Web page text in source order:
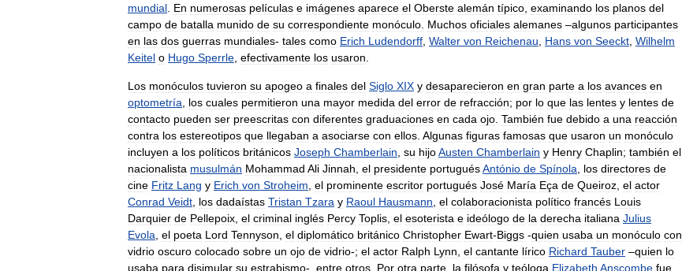
mundial En numerosas películas e imágenes aparece el Oberste alemán típico examinando los planos del
campo de batalla munido de su correspondiente monóculo Muchos oficiales alemanes –algunos participantes
en las dos guerras mundiales- tales como Erich Ludendorff Walter von Reichenau Hans von Seeckt Wilhelm
Keitel o Hugo Sperrle efectivamente los usaron
Los monóculos tuvieron su apogeo a finales del Siglo XIX y desaparecieron en gran parte a los avances en
optometría
los cuales permitieron una mayor medida del error de refracción; por lo que las lentes y lentes de
contacto pueden ser preescritas con diferentes graduaciones en cada ojo También fue debido a una reacción
contra los estereotipos que llegaban a asociarse con ellos Algunas figuras famosas que usaron un monóculo
incluyen a los políticos británicos Joseph Chamberlain su hijoAusten Chamberlain y Henry Chaplin; también el
nacionalista musulmán Mohammad Ali Jinnah el presidente portuguésAntónio de Spínola los directores de
cine Fritz Lang y Erich von Stroheim el prominente escritor portugués José María Eça de Queiroz el actor
Conrad Veidt los dadaístas Tristan Tzara y Raoul Hausmann el colaboracionista político francés Louis
Darquier de Pellepoix el criminal inglés Percy Toplis el esoterista e ideólogo de la derecha italiana Julius
Evola el poeta Lord Tennyson el diplomático británico Christopher Ewart-Biggs -quien usaba un monóculo con
vidrio oscuro colocado sobre un ojo de vidrio-; el actor Ralph Lynn el cantante lírico Richard Tauber –quien lo
usaba para disimular su estrabismo-, entre otros Por otra parte la filósofa y teóloga Elizabeth Anscombe fue